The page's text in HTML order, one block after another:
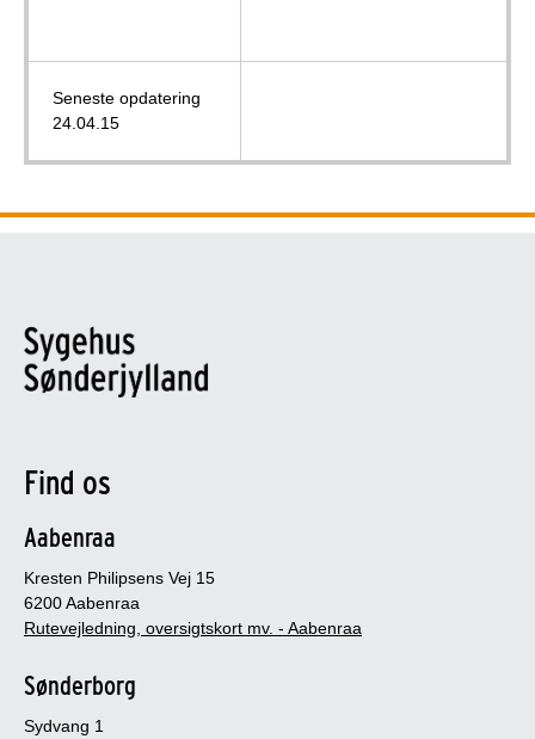
Seneste opdatering
24.04.15
Find os
Aabenraa
Kresten Philipsens Vej 15
6200 Aabenraa
Rutevejledning, oversigtskort mv. - Aabenraa
Sønderborg
Sydvang 1